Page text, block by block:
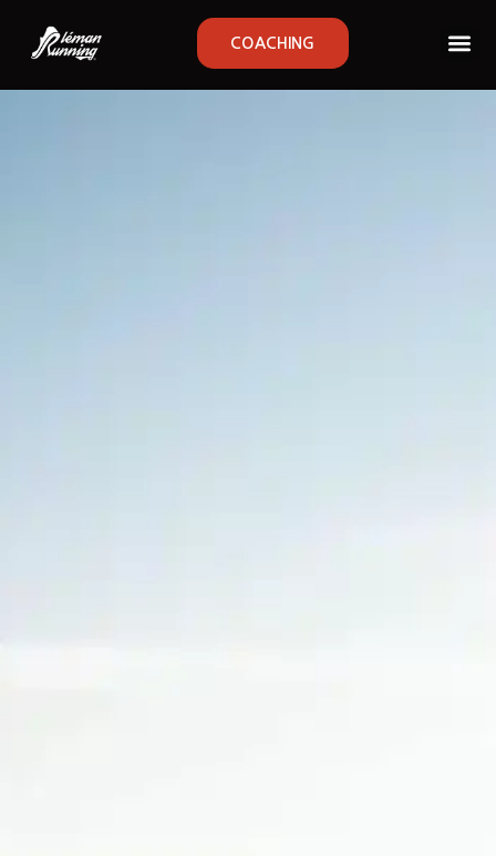
COACHING